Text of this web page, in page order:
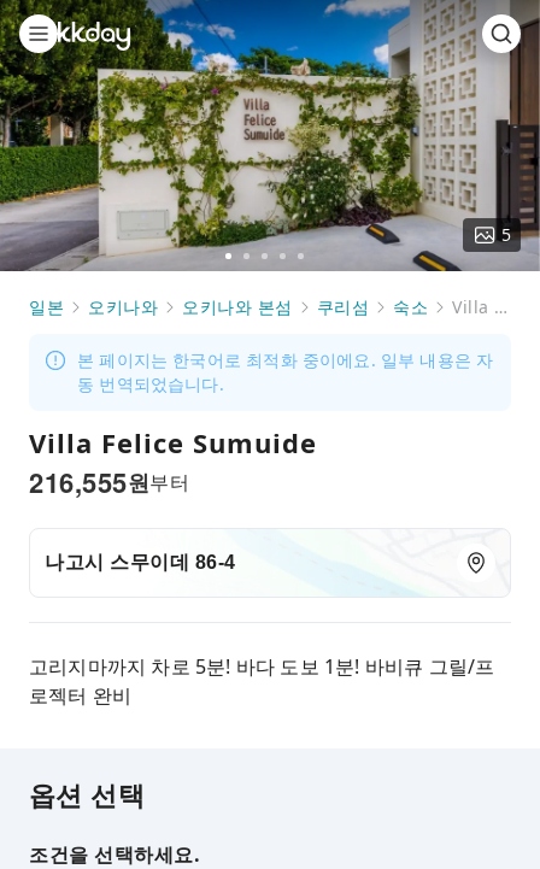
Go
to
1
Go
to
slide
2
Go
to
slide
3
Go
to
slide
4
Go
5
5
일본 오키나와 오키나와 본섬 쿠리섬 숙소 Villa Felice Sumuide
본 페이지는 한국어로 최적화 중이에요. 일부 내용은 자
동 번역되었습니다.
Villa Felice Sumuide
원
216,555 부터
나고시 스무이데 86-4
고리지마까지 차로 5분! 바다 도보 1분! 바비큐 그릴/프
로젝터 완비
옵션 선택
조건을 선택하세요.